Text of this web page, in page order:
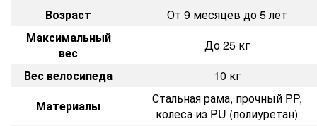
Возраст
От 9 месяцев до 5 лет
Максимальный
вес
До 25 кг
Вес велосипеда
10 кг
Материалы
Стальная рама, прочный PP,
колеса из PU (полиуретан)